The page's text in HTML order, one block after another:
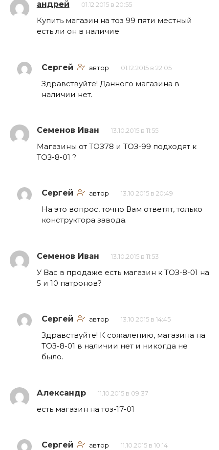
андрей 01.12.2015 в 20:55
Купить магазин на тоз 99 пяти местный
есть ли он в наличие
Сергей автор 01.12.2015 в 22:05
Здравствуйте! Данного магазина в
наличии нет.
Семенов Иван 13.10.2015 в 11:55
Магазины от ТОЗ78 и ТОЗ-99 подходят к
ТОЗ-8-01 ?
Сергей автор 13.10.2015 в 20:49
На это вопрос, точно Вам ответят, только
конструктора завода.
Семенов Иван 13.10.2015 в 11:53
У Вас в продаже есть магазин к ТОЗ-8-01 на
5 и 10 патронов?
Сергей автор 13.10.2015 в 14:45
Здравствуйте! К сожалению, магазина на
ТОЗ-8-01 в наличии нет и никогда не
было.
Александр 11.10.2015 в 09:37
есть магазин на тоз-17-01
Сергей автор 11.10.2015 в 10:14